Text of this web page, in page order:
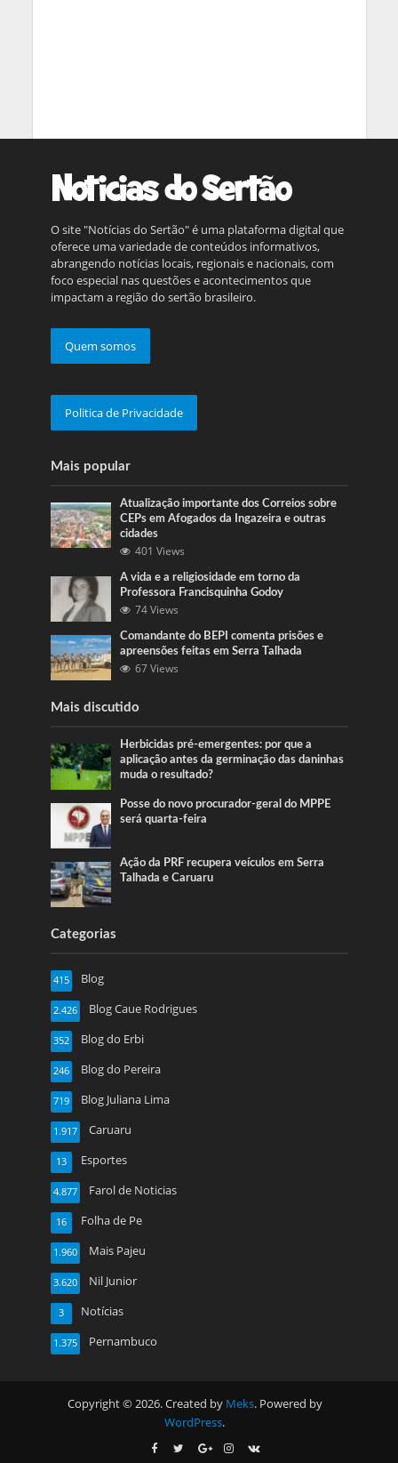
O site "Notícias do Sertão" é uma plataforma digital que
oferece uma variedade de conteúdos informativos,
abrangendo notícias locais, regionais e nacionais, com
foco especial nas questões e acontecimentos que
impactam a região do sertão brasileiro.
Quem somos
Politica de Privacidade
Mais popular
Atualização importante dos Correios sobre
CEPs em Afogados da Ingazeira e outras
cidades
401 Views
A vida e a religiosidade em torno da
Professora Francisquinha Godoy
74 Views
Comandante do BEPI comenta prisões e
apreensões feitas em Serra Talhada
67 Views
Mais discutido
Herbicidas pré-emergentes: por que a
aplicação antes da germinação das daninhas
muda o resultado?
Posse do novo procurador-geral do MPPE
será quarta-feira
Ação da PRF recupera veículos em Serra
Talhada e Caruaru
Categorias
Blog
415
Blog Caue Rodrigues
2.426
Blog do Erbi
352
Blog do Pereira
246
Blog Juliana Lima
719
Caruaru
1.917
Esportes
13
Farol de Noticias
4.877
Folha de Pe
16
Mais Pajeu
1.960
Nil Junior
3.620
Notícias
3
Pernambuco
1.375
Copyright © 2026. Created by Meks. Powered by
WordPress.